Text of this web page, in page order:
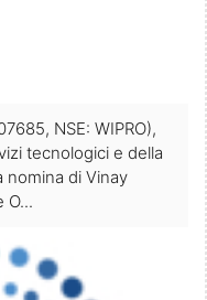
NSE: WIPRO),
tecnologici e della
nomina di Vinay
O...